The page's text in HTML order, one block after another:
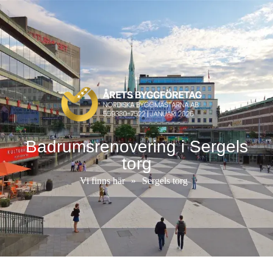
Badrumsrenovering i Sergels
torg
Vi finns här » Sergels torg